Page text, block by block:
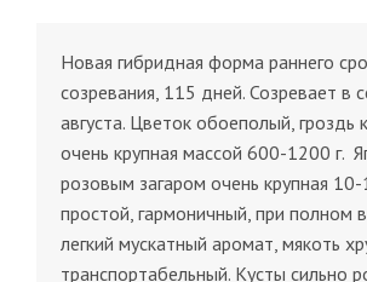
Новая гибридная форма раннего
созревания, 115 дней. Созревает в
августа. Цветок обоеполый, гроздь
очень крупная массой 600-1200 г.
розовым загаром очень крупная 10-
простой, гармоничный, при полном
легкий мускатный аромат, мякоть
транспортабельный. Кусты сильно